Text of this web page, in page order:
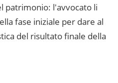
patrimonio: l'avvocato li
fase iniziale per dare al
del risultato finale della